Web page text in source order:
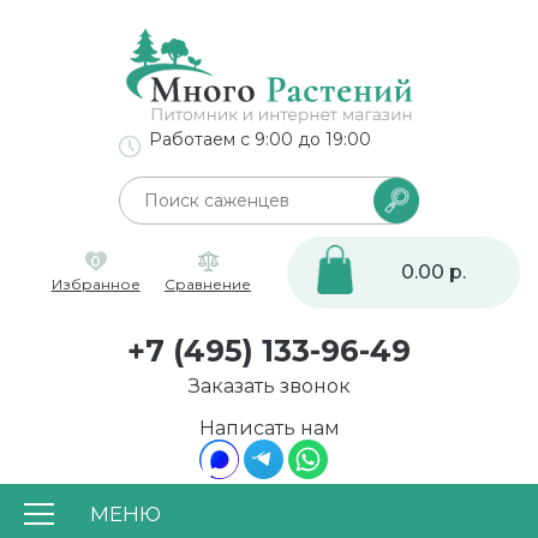
МЕНЮ
Написать нам
Работаем с 9:00 до 19:00
0
Избранное
Сравнение
0.00 р.
+7 (495) 133-96-49
Заказать звонок